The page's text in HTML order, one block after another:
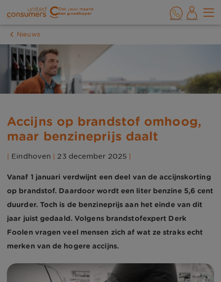
Ook jouw maand
kan goedkoper
Nieuws
Accijns op brandstof omhoog,
maar benzineprijs daalt
| Eindhoven | 23 december 2025 |
Vanaf 1 januari verdwijnt een deel van de accijnskorting
op brandstof. Daardoor wordt een liter benzine 5,6 cent
duurder. Toch is de benzineprijs aan het einde van dit
jaar juist gedaald. Volgens brandstofexpert Derk
Foolen vragen veel mensen zich af wat ze straks echt
merken van de hogere accijns.